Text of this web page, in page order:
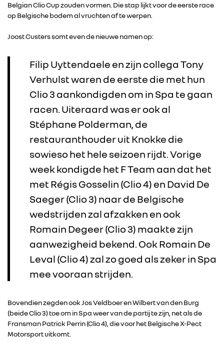
RENAULT GROUP
RENAULT
DACIA
ALPINE
ALLIANCE
FOTO’S & VIDEO’S
CONTACT
Belgian Clio Cup zouden vormen. Die stap lijkt voor de eerste race
op Belgische bodem al vruchten af te werpen.
Joost Custers somt even de nieuwe namen op:
Filip Uyttendaele en zijn collega Tony
Verhulst waren de eerste die met hun
Clio 3 aankondigden om in Spa te gaan
racen. Uiteraard was er ook al
Stéphane Polderman, de
restauranthouder uit Knokke die
sowieso het hele seizoen rijdt. Vorige
week kondigde het F Team aan dat het
met Régis Gosselin (Clio 4) en David De
Saeger (Clio 3) naar de Belgische
wedstrijden zal afzakken en ook
Romain Degeer (Clio 3) maakte zijn
aanwezigheid bekend. Ook Romain De
Leval (Clio 4) zal zo goed als zeker in Spa
mee vooraan strijden.
Bovendien zegden ook Jos Veldboer en Wilbert van den Burg
(beide Clio 3) toe om in Spa weer van de partij te zijn, net als de
Fransman Patrick Perrin (Clio 4), die voor het Belgische X-Pect
Motorsport uitkomt.